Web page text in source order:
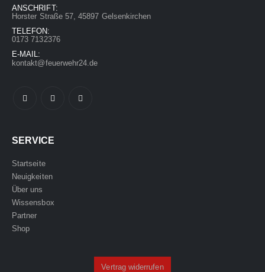
Versandkosten
bis zu 10
IN DEN WARENKORB
ANSCHRIFT:
Horster Straße 57, 45897 Gelsenkirchen
TELEFON:
0173 7132376
E-MAIL:
kontakt@feuerwehr24.de
SERVICE
Startseite
Neuigkeiten
Über uns
Wissensbox
Partner
Shop
Vertrag widerrufen